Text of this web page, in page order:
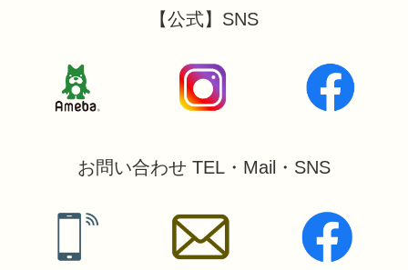
【公式】SNS
お問い合わせ TEL・Mail・SNS